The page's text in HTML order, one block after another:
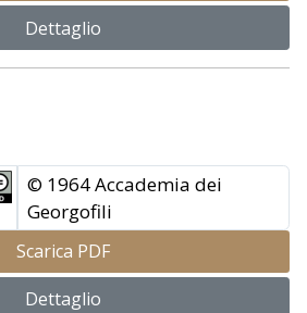
Dettaglio
© 1964 Accademia dei
Georgofili
Scarica PDF
Dettaglio